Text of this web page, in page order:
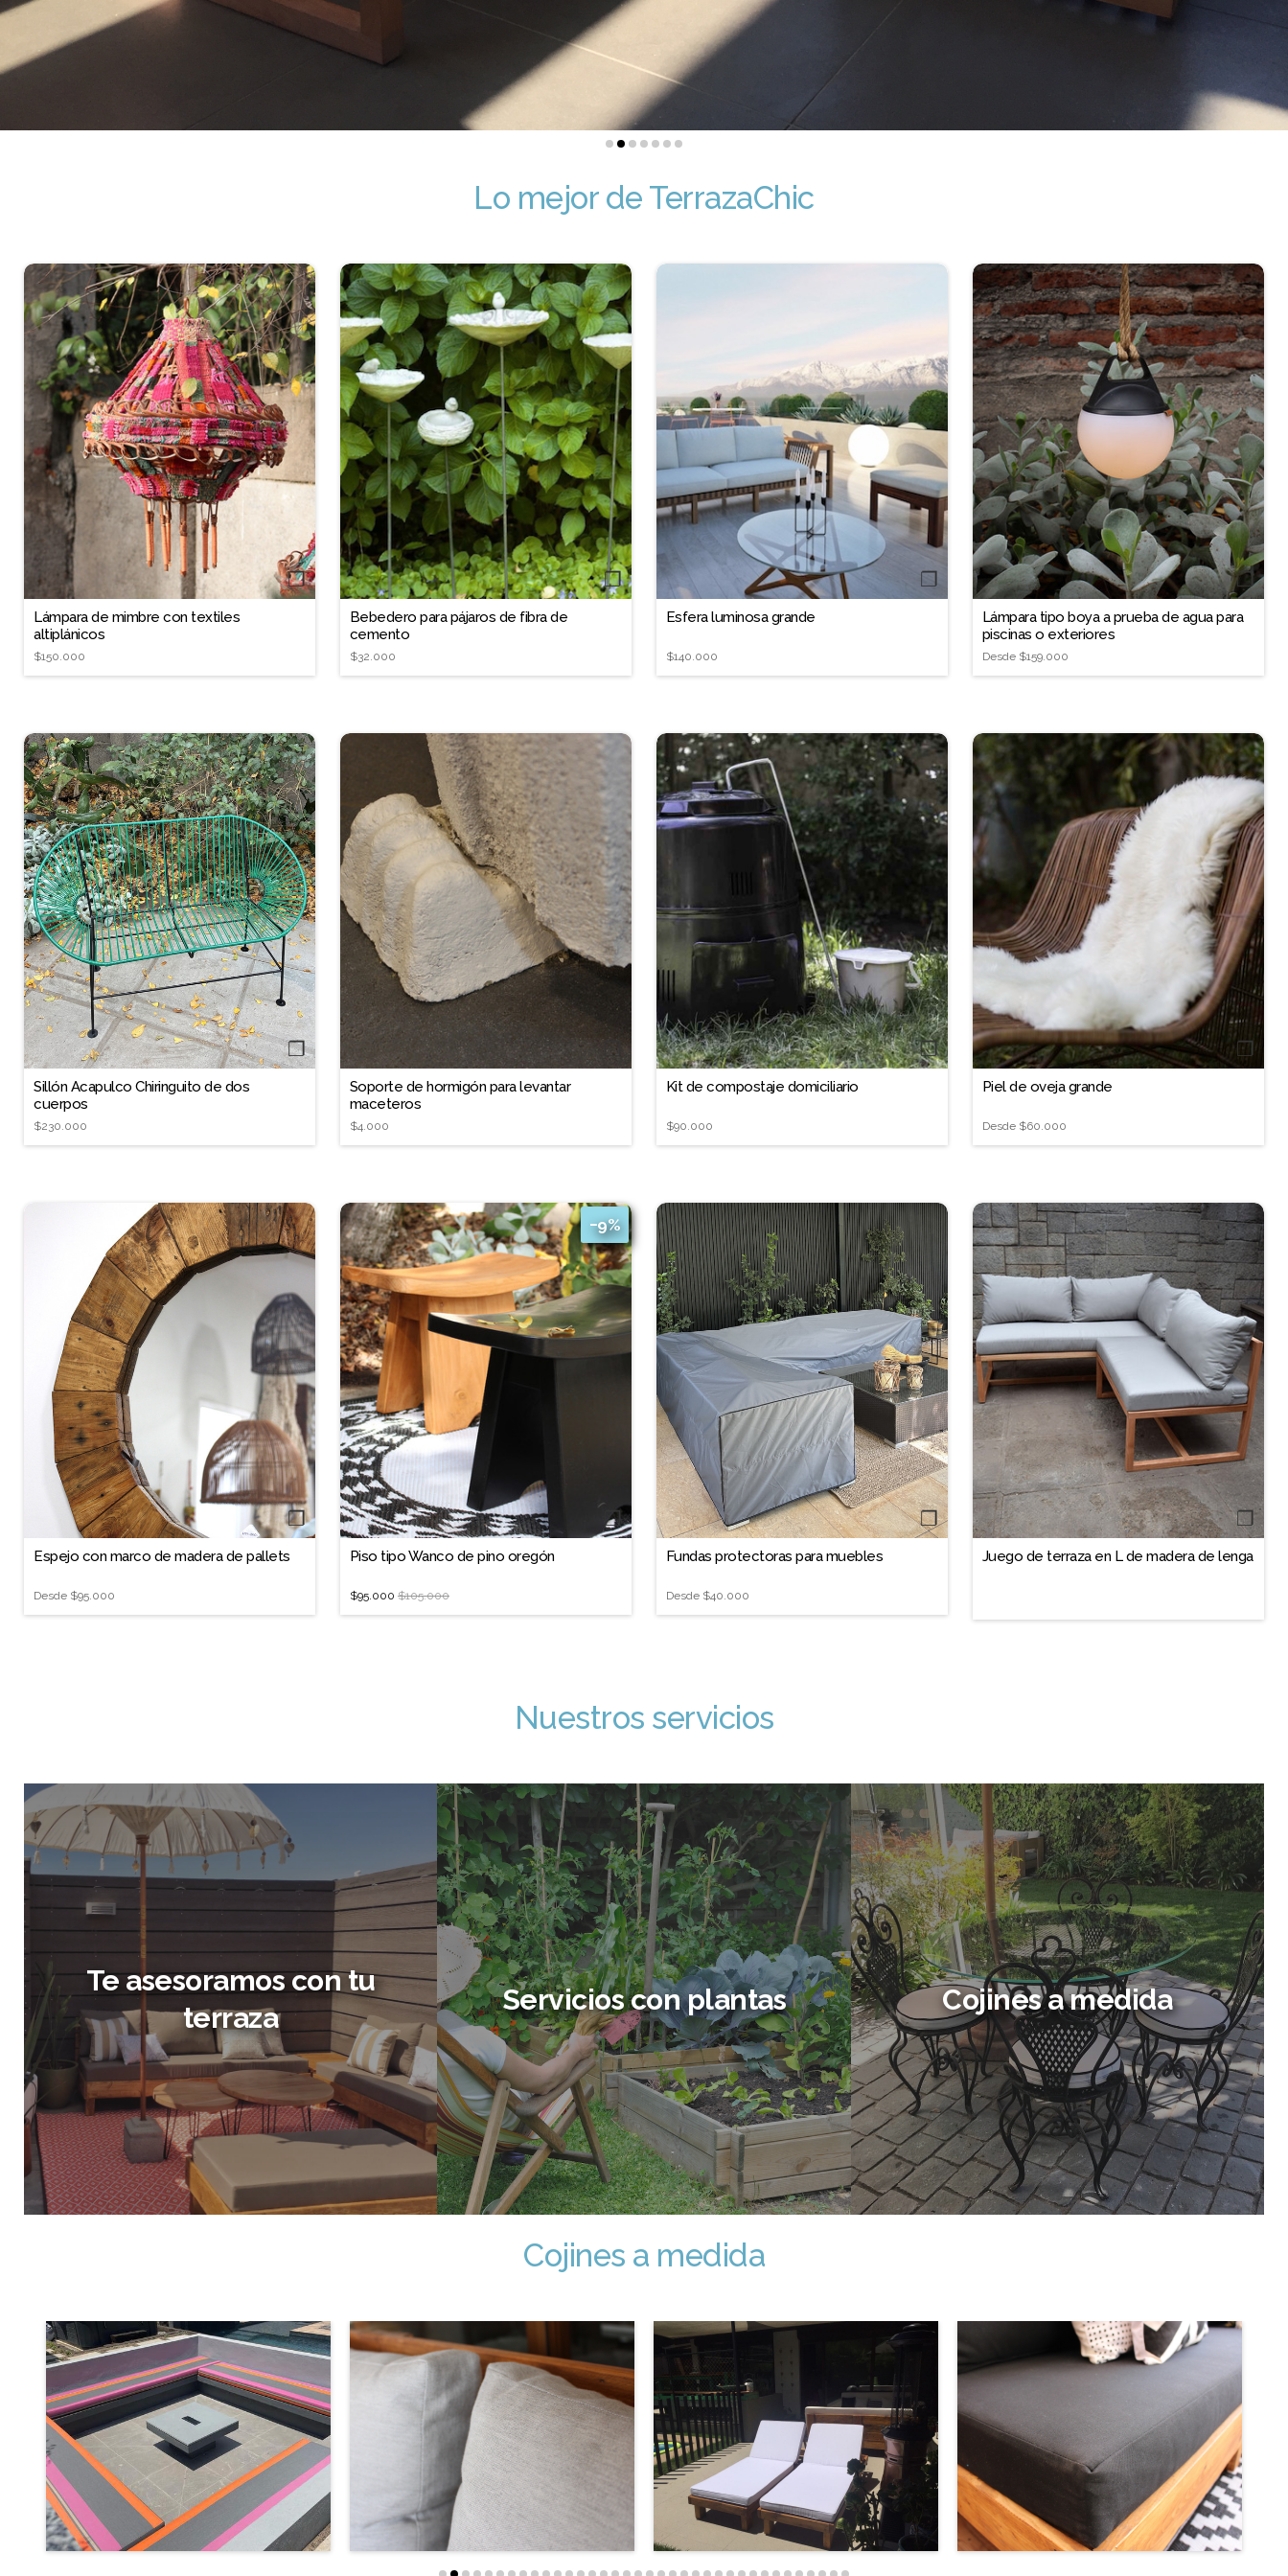
Lo mejor de TerrazaChic
❐
Lámpara de mimbre con textiles
altiplánicos
$150.000
❐
Bebedero para pájaros de fibra de
cemento
$32.000
❐
Esfera luminosa grande
$140.000
❐
Lámpara tipo boya a prueba de agua para
piscinas o exteriores
Desde$159.000
❐
Sillón Acapulco Chiringuito de dos
cuerpos
$230.000
❐
Soporte de hormigón para levantar
maceteros
$4.000
❐
Kit de compostaje domiciliario
$90.000
❐
Piel de oveja grande
Desde$60.000
❐
Espejo con marco de madera de pallets
Desde $95.000
−9%
❐
Piso tipo Wanco de pino oregón
$95.000 $105.000
❐
Fundas protectoras para muebles
Desde$40.000
❐
Juego de terraza en L de madera de lenga
Nuestros servicios
Te asesoramos con tu
terraza
Servicios con plantas Cojines a medida
Cojines a medida